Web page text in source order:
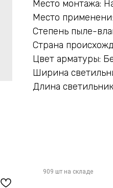
Место монтажа:
Место
Степень пыле-
Страна
Цвет арматуры:
Ширина
Длина